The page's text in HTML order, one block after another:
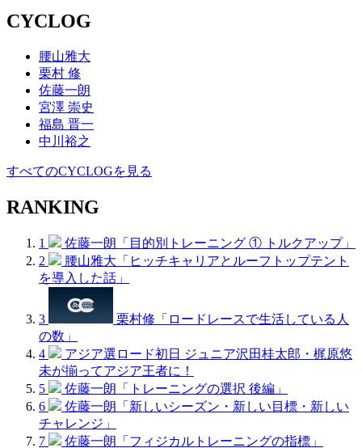
CYCLOG
腰山雅大
栗村 修
佐藤一朗
宮澤 崇史
福島 晋一
中川裕之
すべてのCYCLOGを見る
RANKING
1
佐藤一朗「目的別トレーニング ① トルクアップ」
2
腰山雅大「ヒッチキャリアとルーフトップテント
を導入した話」
3
栗村修「ロードレースで生活している人
の数」
4
アジア選ロード初日 ジュニア沢田桂太郎・梶原悠
未が揃ってアジア王者に！
5
佐藤一朗「トレーニングの選択 後編」
6
佐藤一朗「新しいシーズン・新しい目標・新しい
チャレンジ」
7
佐藤一朗「フィジカルトレーニングの指標」